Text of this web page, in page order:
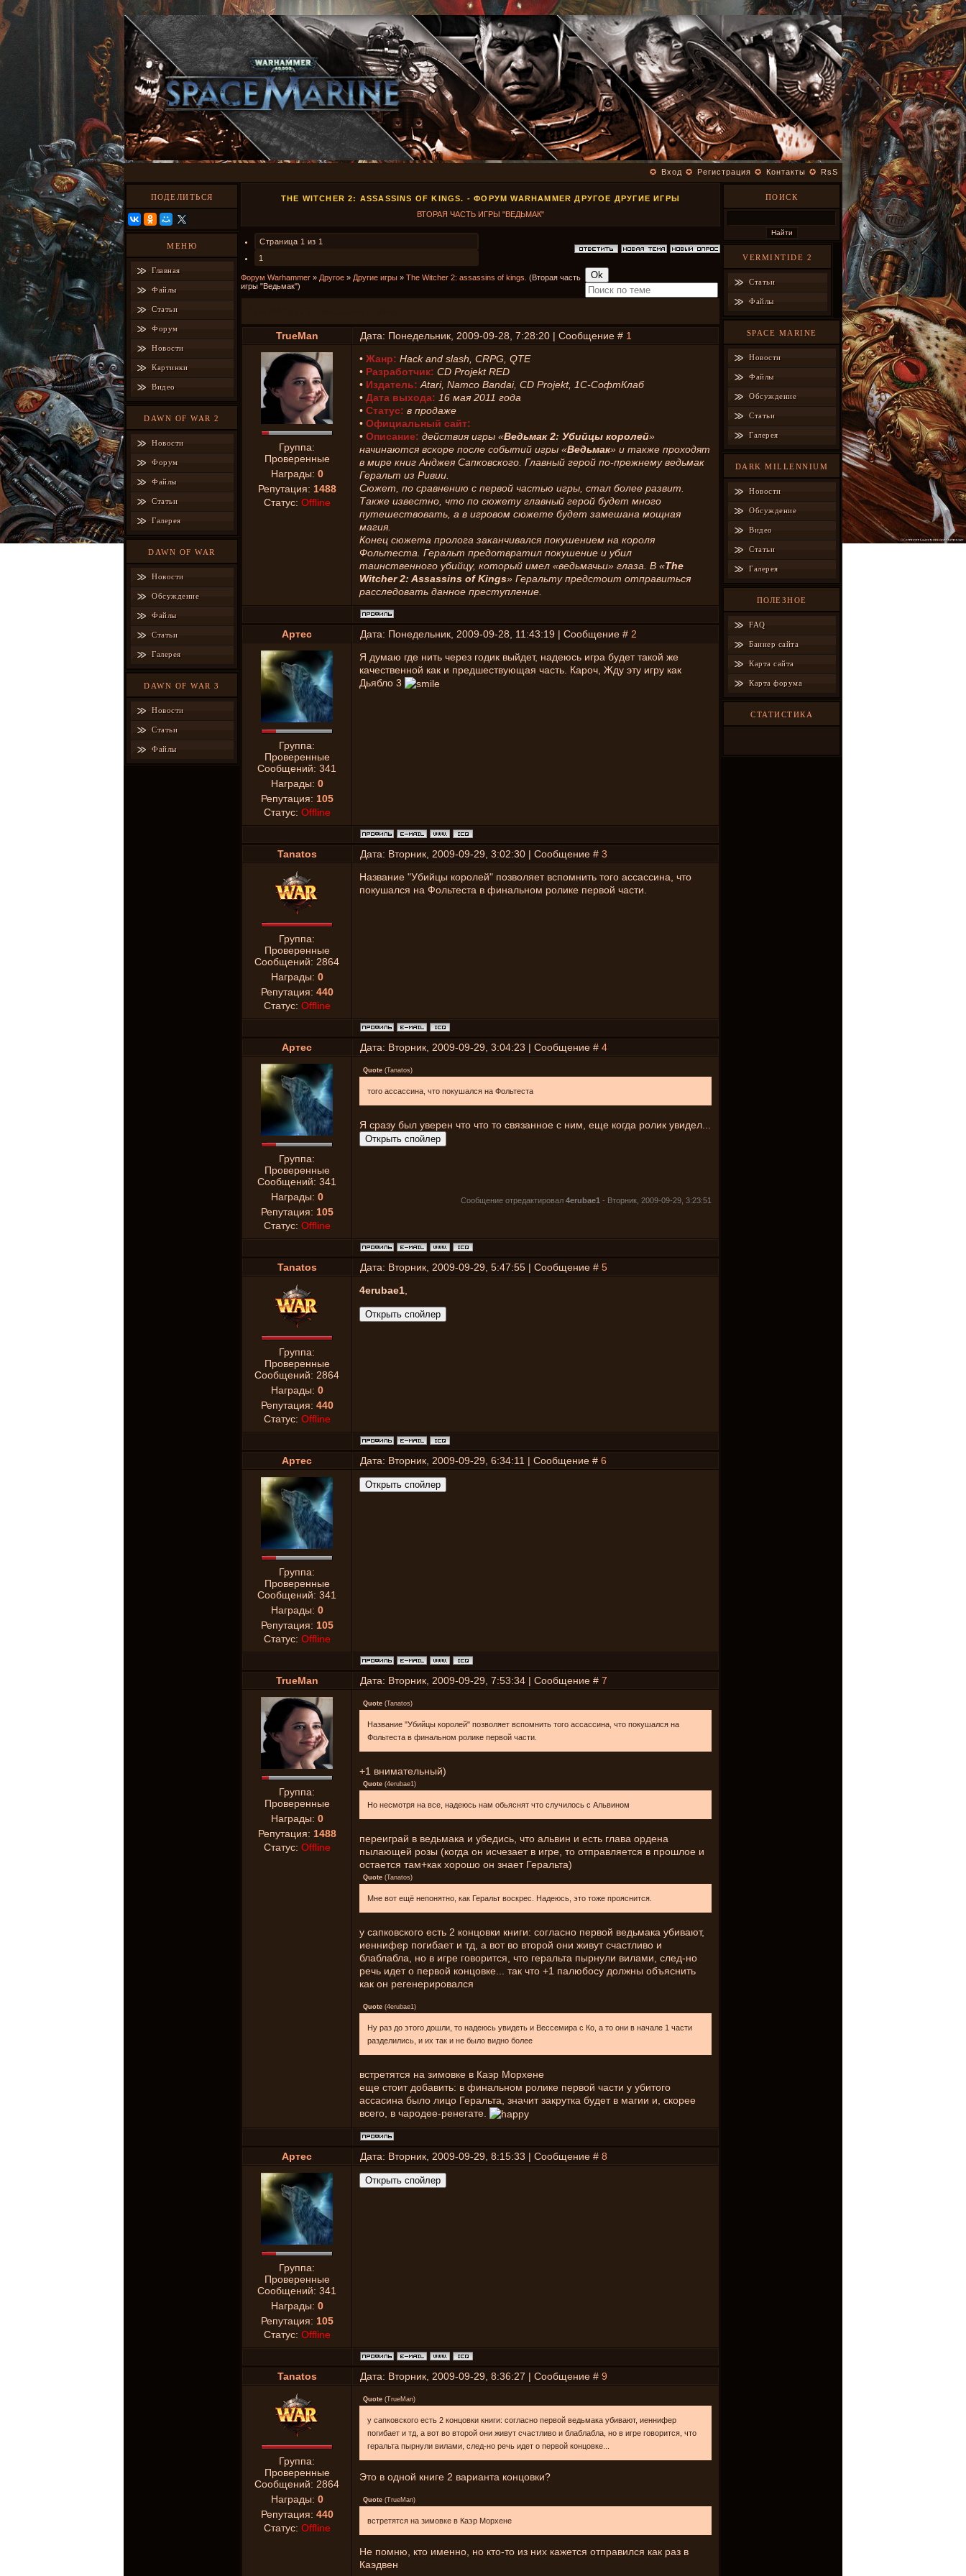
✪ Вход ✪ Регистрация ✪ Контакты ✪ RsS
ПОДЕЛИТЬСЯ
МЕНЮ
Главная
Файлы
Статьи
Форум
Новости
Картинки
Видео
DAWN OF WAR 2
Новости
Форум
Файлы
Статьи
Галерея
DAWN OF WAR
Новости
Обсуждение
Файлы
Статьи
Галерея
DAWN OF WAR 3
Новости
Статьи
Файлы
THE WITCHER 2: ASSASSINS OF KINGS. - ФОРУМ WARHAMMER ДРУГОЕ ДРУГИЕ ИГРЫ
ВТОРАЯ ЧАСТЬ ИГРЫ "ВЕДЬМАК"
Страница 1 из 1
1
Форум Warhammer » Другое » Другие игры » The Witcher 2: assassins of kings. (Вторая часть
игры "Ведьмак")
TrueMan Дата: Понедельник, 2009-09-28, 7:28:20 | Сообщение # 1
Группа:
Проверенные
Награды: 0
Репутация: 1488
Статус: Offline
• Жанр: Hack and slash, CRPG, QTE
• Разработчик: CD Projekt RED
• Издатель: Atari, Namco Bandai, CD Projekt, 1С-СофтКлаб
• Дата выхода: 16 мая 2011 года
• Статус: в продаже
• Официальный сайт:
• Описание: действия игры «Ведьмак 2: Убийцы королей»
начинаются вскоре после событий игры «Ведьмак» и также проходят
в мире книг Анджея Сапковского. Главный герой по-прежнему ведьмак
Геральт из Ривии.
Сюжет, по сравнению с первой частью игры, стал более развит.
Также известно, что по сюжету главный герой будет много
путешествовать, а в игровом сюжете будет замешана мощная
магия.
Конец сюжета пролога заканчивался покушением на короля
Фольтеста. Геральт предотвратил покушение и убил
таинственного убийцу, который имел «ведьмачьи» глаза. В «The
Witcher 2: Assassins of Kings» Геральту предстоит отправиться
расследовать данное преступление.
Аpтeс Дата: Понедельник, 2009-09-28, 11:43:19 | Сообщение # 2
Группа:
Проверенные
Сообщений: 341
Награды: 0
Репутация: 105
Статус: Offline
Я думаю где нить через годик выйдет, надеюсь игра будет такой же
качественной как и предшествующая часть. Кароч, Жду эту игру как
Дьябло 3
Tanatos Дата: Вторник, 2009-09-29, 3:02:30 | Сообщение # 3
Группа:
Проверенные
Сообщений: 2864
Награды: 0
Репутация: 440
Статус: Offline
Название "Убийцы королей" позволяет вспомнить того ассассина, что
покушался на Фольтеста в финальном ролике первой части.
Аpтeс Дата: Вторник, 2009-09-29, 3:04:23 | Сообщение # 4
Группа:
Проверенные
Сообщений: 341
Награды: 0
Репутация: 105
Статус: Offline
Quote (Tanatos)
того ассассина, что покушался на Фольтеста
Я сразу был уверен что что то связанное с ним, еще когда ролик увидел...
Сообщение отредактировал 4erubae1 - Вторник, 2009-09-29, 3:23:51
Tanatos Дата: Вторник, 2009-09-29, 5:47:55 | Сообщение # 5
Группа:
Проверенные
Сообщений: 2864
Награды: 0
Репутация: 440
Статус: Offline
4erubae1
Аpтeс Дата: Вторник, 2009-09-29, 6:34:11 | Сообщение # 6
Группа:
Проверенные
Сообщений: 341
Награды: 0
Репутация: 105
Статус: Offline
TrueMan Дата: Вторник, 2009-09-29, 7:53:34 | Сообщение # 7
Группа:
Проверенные
Награды: 0
Репутация: 1488
Статус: Offline
Quote (Tanatos)
Название "Убийцы королей" позволяет вспомнить того ассассина, что покушался на
Фольтеста в финальном ролике первой части.
+1 внимательный)
Quote (4erubae1)
Но несмотря на все, надеюсь нам обьяснят что случилось с Альвином
переиграй в ведьмака и убедись, что альвин и есть глава ордена
пылающей розы (когда он исчезает в игре, то отправляется в прошлое и
остается там+как хорошо он знает Геральта)
Quote (Tanatos)
Мне вот ещё непонятно, как Геральт воскрес. Надеюсь, это тоже прояснится.
у сапковского есть 2 концовки книги: согласно первой ведьмака убивают,
иеннифер погибает и тд, а вот во второй они живут счастливо и
блаблабла, но в игре говорится, что геральта пырнули вилами, след-но
речь идет о первой концовке... так что +1 палюбосу должны объяснить
как он регенерировался
Quote (4erubae1)
Ну раз до этого дошли, то надеюсь увидеть и Вессемира с Ко, а то они в начале 1 части
разделились, и их так и не было видно более
встретятся на зимовке в Каэр Морхене
еще стоит добавить: в финальном ролике первой части у убитого
ассасина было лицо Геральта, значит закрутка будет в магии и, скорее
всего, в чародее-ренегате.
Аpтeс Дата: Вторник, 2009-09-29, 8:15:33 | Сообщение # 8
Группа:
Проверенные
Сообщений: 341
Награды: 0
Репутация: 105
Статус: Offline
Tanatos Дата: Вторник, 2009-09-29, 8:36:27 | Сообщение # 9
Группа:
Проверенные
Сообщений: 2864
Награды: 0
Репутация: 440
Статус: Offline
Quote (TrueMan)
у сапковского есть 2 концовки книги: согласно первой ведьмака убивают, иеннифер
погибает и тд, а вот во второй они живут счастливо и блаблабла, но в игре говорится, что
геральта пырнули вилами, след-но речь идет о первой концовке...
Это в одной книге 2 варианта концовки?
Quote (TrueMan)
встретятся на зимовке в Каэр Морхене
Не помню, кто именно, но кто-то из них кажется отправился как раз в
Каэдвен
ПОИСК
VERMINTIDE 2
Статьи
Файлы
SPACE MARINE
Новости
Файлы
Обсуждение
Статьи
Галерея
DARK MILLENNIUM
Новости
Обсуждение
Видео
Статьи
Галерея
ПОЛЕЗНОЕ
FAQ
Баннер сайта
Карта сайта
Карта форума
СТАТИСТИКА